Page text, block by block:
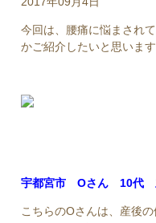
今回は、腰痛に悩まされ
かご紹介したいと思います
宇都宮市 Oさん 10代
こちらのOさんは、産後